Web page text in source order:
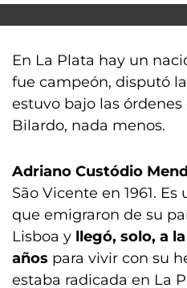
En La Plata hay un
fue campeón, disputó
estuvo bajo las órdenes
Bilardo, nada menos.
Adriano Custódio
São Vicente en 1961.
que emigraron de su
Lisboa y llegó, solo, a
años para vivir con su
estaba radicada en La